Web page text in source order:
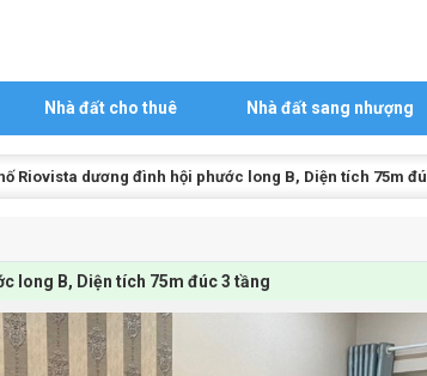
Nhà đất cho thuê Nhà đất sang nhượng
Riovista dương đình hội phước long B, Diện tích 75m
long B, Diện tích 75m đúc 3 tầng